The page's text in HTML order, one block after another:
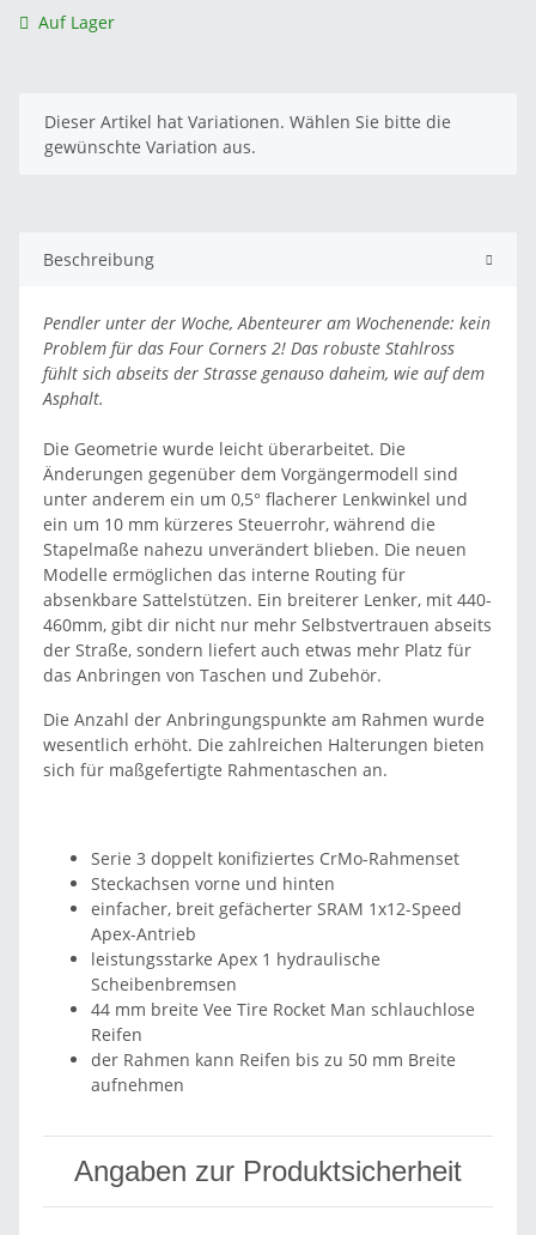
Auf Lager
x
Dieser Artikel hat Variationen. Wählen Sie bitte die
gewünschte Variation aus.
Beschreibung
Pendler unter der Woche, Abenteurer am Wochenende: kein
Problem für das Four Corners 2! Das robuste Stahlross
fühlt sich abseits der Strasse genauso daheim, wie auf dem
Asphalt.
Die Geometrie wurde leicht überarbeitet. Die
Änderungen gegenüber dem Vorgängermodell sind
unter anderem ein um 0,5° flacherer Lenkwinkel und
ein um 10 mm kürzeres Steuerrohr, während die
Stapelmaße nahezu unverändert blieben. Die neuen
Modelle ermöglichen das interne Routing für
absenkbare Sattelstützen. Ein breiterer Lenker, mit 440-
460mm, gibt dir nicht nur mehr Selbstvertrauen abseits
der Straße, sondern liefert auch etwas mehr Platz für
das Anbringen von Taschen und Zubehör.
Die Anzahl der Anbringungspunkte am Rahmen wurde
wesentlich erhöht. Die zahlreichen Halterungen bieten
sich für maßgefertigte Rahmentaschen an.
Serie 3 doppelt konifiziertes CrMo-Rahmenset
Steckachsen vorne und hinten
einfacher, breit gefächerter SRAM 1x12-Speed
Apex-Antrieb
leistungsstarke Apex 1 hydraulische
Scheibenbremsen
44 mm breite Vee Tire Rocket Man schlauchlose
Reifen
der Rahmen kann Reifen bis zu 50 mm Breite
aufnehmen
Angaben zur Produktsicherheit